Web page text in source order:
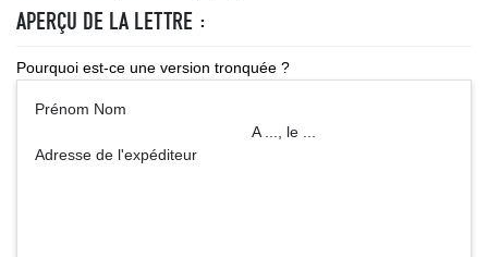
APERÇU DE LA LETTRE :
Pourquoi est-ce une version tronquée ?
Prénom Nom
A ..., le ...
Adresse de l'expéditeur